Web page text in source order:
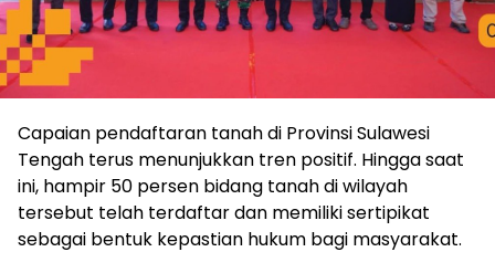
Capaian pendaftaran tanah di Provinsi Sulawesi
Tengah terus menunjukkan tren positif. Hingga saat
ini, hampir 50 persen bidang tanah di wilayah
tersebut telah terdaftar dan memiliki sertipikat
sebagai bentuk kepastian hukum bagi masyarakat.